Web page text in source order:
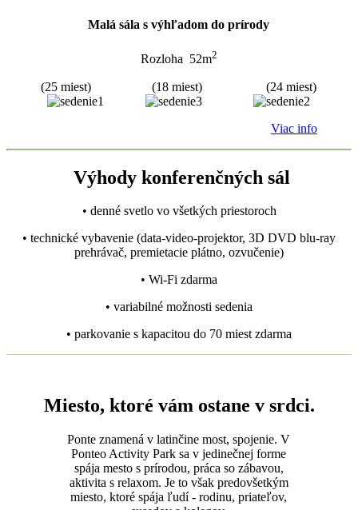
Malá sála s výhľadom do prírody
Rozloha 52m2
(25 miest) (18 miest) (24 miest)
Viac info
Výhody konferenčných sál
• denné svetlo vo všetkých priestoroch
• technické vybavenie (data-video-projektor, 3D DVD blu-ray
prehrávač, premietacie plátno, ozvučenie)
• Wi-Fi zdarma
• variabilné možnosti sedenia
• parkovanie s kapacitou do 70 miest zdarma
Miesto, ktoré vám ostane v srdci.
Ponte znamená v latinčine most, spojenie. V
Ponteo Activity Park sa v jedinečnej forme
spája mesto s prírodou, práca so zábavou,
aktivita s relaxom. Je to však predovšetkým
miesto, ktoré spája ľudí - rodinu, priateľov,